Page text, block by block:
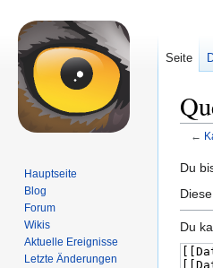
←
Zur
Zur
Suche
Du
Du
Seite
Hauptseite
Blog
Forum
Wikis
Aktuelle Ereignisse
Letzte Änderungen